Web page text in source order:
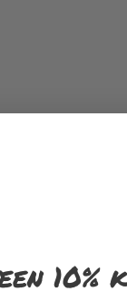
10%